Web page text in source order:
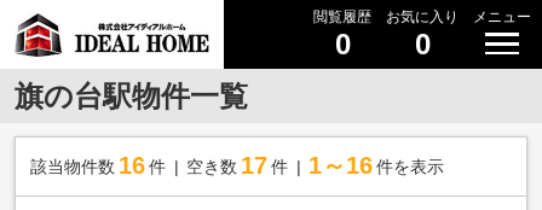
閲覧履歴
0
お気に入り
0
メニュー
旗の台駅物件一覧
該当物件数 16件 空き数 17 件 1～16 件を表示